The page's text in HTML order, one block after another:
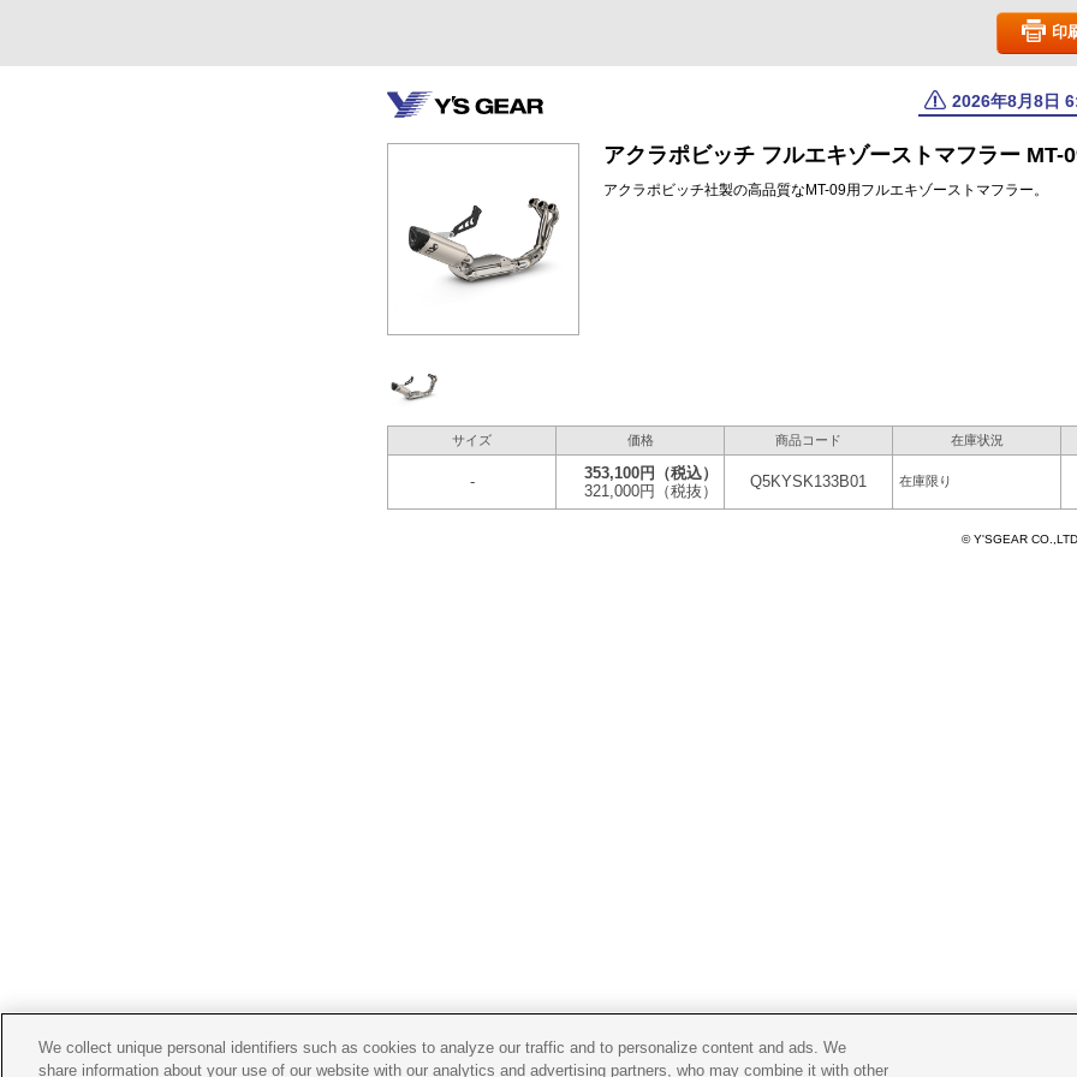
印
2026年8月8日
アクラポビッチ フルエキゾーストマフラー MT-
アクラポビッチ社製の高品質なMT-09用フルエキゾーストマフラー。
サイズ 価格 商品コード 在庫状況
- 353,100円
（税込）
321,000円
（税抜）
Q5KYSK133B01 在庫限り
© Y'SGEAR
We collect unique personal identifiers such as cookies to analyze our traffic and to personalize content and ads. We
share information about your use of our website with our analytics and advertising partners, who may combine it with other